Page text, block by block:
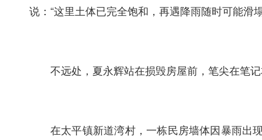
说：“这里土体已完全饱和，再遇降雨随时可能滑
不远处，夏永辉站在损毁房屋前，笔尖在笔
在太平镇新道湾村，一栋民房墙体因暴雨出